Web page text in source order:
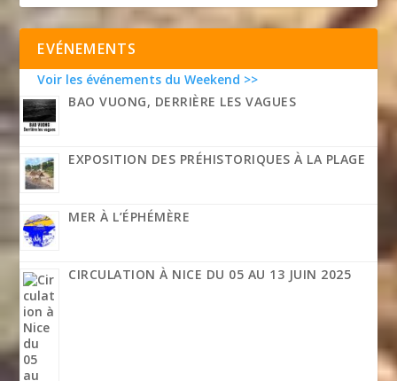
EVÉNEMENTS
Voir les événements du Weekend >>
BAO VUONG, DERRIÈRE LES VAGUES
EXPOSITION DES PRÉHISTORIQUES À LA PLAGE
MER À L’ÉPHÉMÈRE
CIRCULATION À NICE DU 05 AU 13 JUIN 2025